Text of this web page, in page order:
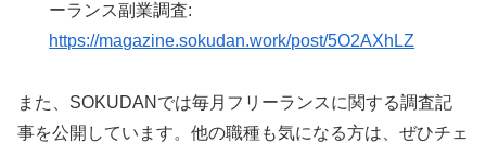
ーランス副業調査:
https://magazine.sokudan.work/post/5O2AXhLZ
また、SOKUDANでは毎月フリーランスに関する調査記
事を公開しています。他の職種も気になる方は、ぜひチェ